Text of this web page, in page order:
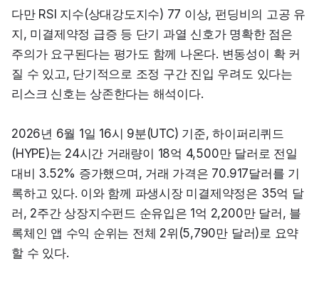
다만 RSI 지수(상대강도지수) 77 이상, 펀딩비의 고공 유
지, 미결제약정 급증 등 단기 과열 신호가 명확한 점은
주의가 요구된다는 평가도 함께 나온다. 변동성이 확 커
질 수 있고, 단기적으로 조정 구간 진입 우려도 있다는
리스크 신호는 상존한다는 해석이다.
2026년 6월 1일 16시 9분(UTC) 기준, 하이퍼리퀴드
(HYPE)는 24시간 거래량이 18억 4,500만 달러로 전일
대비 3.52% 증가했으며, 거래 가격은 70.917달러를 기
록하고 있다. 이와 함께 파생시장 미결제약정은 35억 달
러, 2주간 상장지수펀드 순유입은 1억 2,200만 달러, 블
록체인 앱 수익 순위는 전체 2위(5,790만 달러)로 요약
할 수 있다.